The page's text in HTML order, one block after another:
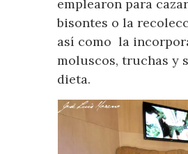
emplearon para
bisontes o la
así como la
moluscos, truchas y
dieta.